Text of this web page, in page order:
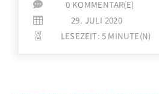
 0 KOMMENTAR(E)
 29. JULI 2020
 LESEZEIT: 5 MINUTE(N)